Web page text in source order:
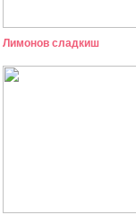
Лимонов сладкиш